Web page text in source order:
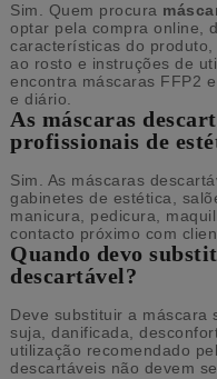
Sim. Quem procura
optar pela compra online,
características do
ao rosto e instruções de
encontra máscaras FFP2
e diário.
As máscaras
profissionais de
Sim. As máscaras
gabinetes de estética,
manicura, pedicura,
contacto próximo com
Quando devo
descartável?
Deve substituir a máscara
suja, danificada,
utilização recomendado
descartáveis não devem